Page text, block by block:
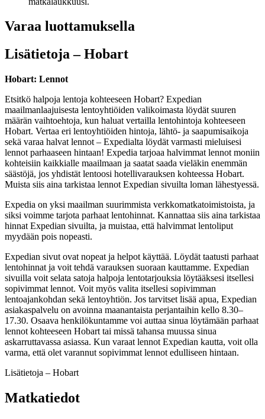
Varaa luottamuksella
Lisätietoja – Hobart
Hobart: Lennot
Etsitkö halpoja lentoja kohteeseen Hobart? Expedian
maailmanlaajuisesta lentoyhtiöiden valikoimasta löydät suuren
määrän vaihtoehtoja, kun haluat vertailla lentohintoja kohteeseen
Hobart. Vertaa eri lentoyhtiöiden hintoja, lähtö- ja saapumisaikoja
sekä varaa halvat lennot – Expedialta löydät varmasti mieluisesi
lennot parhaaseen hintaan! Expedia tarjoaa halvimmat lennot moniin
kohteisiin kaikkialle maailmaan ja saatat saada vieläkin enemmän
säästöjä, jos yhdistät lentoosi hotellivarauksen kohteessa Hobart.
Muista siis aina tarkistaa lennot Expedian sivuilta loman lähestyessä.
Expedia on yksi maailman suurimmista verkkomatkatoimistoista, ja
siksi voimme tarjota parhaat lentohinnat. Kannattaa siis aina tarkistaa
hinnat Expedian sivuilta, ja muistaa, että halvimmat lentoliput
myydään pois nopeasti.
Expedian sivut ovat nopeat ja helpot käyttää. Löydät taatusti parhaat
lentohinnat ja voit tehdä varauksen suoraan kauttamme. Expedian
sivuilla voit selata satoja halpoja lentotarjouksia löytääksesi itsellesi
sopivimmat lennot. Voit myös valita itsellesi sopivimman
lentoajankohdan sekä lentoyhtiön. Jos tarvitset lisää apua, Expedian
asiakaspalvelu on avoinna maanantaista perjantaihin kello 8.30–
17.30. Osaava henkilökuntamme voi auttaa sinua löytämään parhaat
lennot kohteeseen Hobart tai missä tahansa muussa sinua
askarruttavassa asiassa. Kun varaat lennot Expedian kautta, voit olla
varma, että olet varannut sopivimmat lennot edulliseen hintaan.
Lisätietoja – Hobart
Matkatiedot